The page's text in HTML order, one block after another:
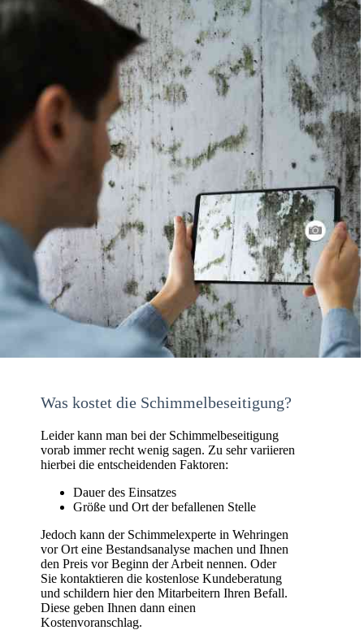
Was kostet die Schimmelbeseitigung?
Leider kann man bei der Schimmelbeseitigung
vorab immer recht wenig sagen. Zu sehr variieren
hierbei die entscheidenden Faktoren:
Dauer des Einsatzes
Größe und Ort der befallenen Stelle
Jedoch kann der Schimmelexperte in Wehringen
vor Ort eine Bestandsanalyse machen und Ihnen
den Preis vor Beginn der Arbeit nennen. Oder
Sie kontaktieren die kostenlose Kundeberatung
und schildern hier den Mitarbeitern Ihren Befall.
Diese geben Ihnen dann einen
Kostenvoranschlag.